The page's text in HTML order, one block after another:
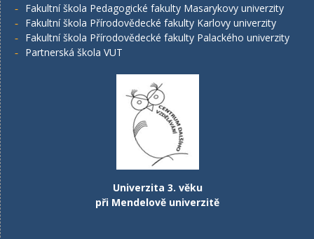
Fakultní škola Pedagogické fakulty Masarykovy univerzity
Fakultní škola Přírodovědecké fakulty Karlovy univerzity
Fakultní škola Přírodovědecké fakulty Palackého univerzity
Partnerská škola VUT
Univerzita 3. věku
při Mendelově univerzitě